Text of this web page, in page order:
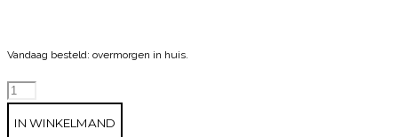
Vandaag besteld: overmorgen in huis.
Idyllic
IN WINKELMAND